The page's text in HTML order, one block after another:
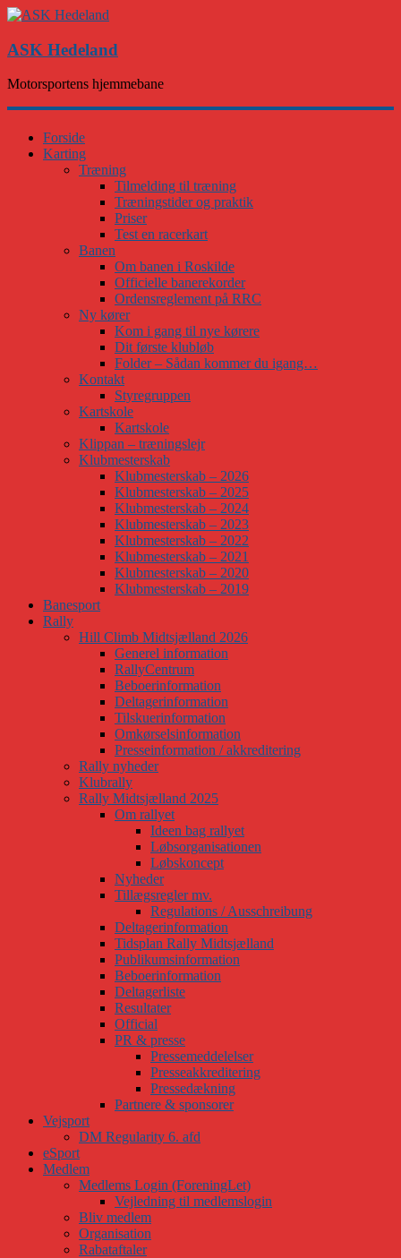
ASK Hedeland
Motorsportens hjemmebane
Forside
Karting
Træning
Tilmelding til træning
Træningstider og praktik
Priser
Test en racerkart
Banen
Om banen i Roskilde
Officielle banerekorder
Ordensreglement på RRC
Ny kører
Kom i gang til nye kørere
Dit første klubløb
Folder – Sådan kommer du igang…
Kontakt
Styregruppen
Kartskole
Kartskole
Klippan – træningslejr
Klubmesterskab
Klubmesterskab – 2026
Klubmesterskab – 2025
Klubmesterskab – 2024
Klubmesterskab – 2023
Klubmesterskab – 2022
Klubmesterskab – 2021
Klubmesterskab – 2020
Klubmesterskab – 2019
Banesport
Rally
Hill Climb Midtsjælland 2026
Generel information
RallyCentrum
Beboerinformation
Deltagerinformation
Tilskuerinformation
Omkørselsinformation
Presseinformation / akkreditering
Rally nyheder
Klubrally
Rally Midtsjælland 2025
Om rallyet
Ideen bag rallyet
Løbsorganisationen
Løbskoncept
Nyheder
Tillægsregler mv.
Regulations / Ausschreibung
Deltagerinformation
Tidsplan Rally Midtsjælland
Publikumsinformation
Beboerinformation
Deltagerliste
Resultater
Official
PR & presse
Pressemeddelelser
Presseakkreditering
Pressedækning
Partnere & sponsorer
Vejsport
DM Regularity 6. afd
eSport
Medlem
Medlems Login (ForeningLet)
Vejledning til medlemslogin
Bliv medlem
Organisation
Rabataftaler